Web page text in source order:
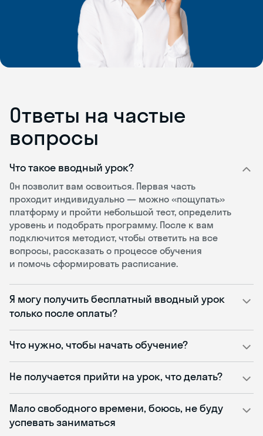
Ответы на частые
вопросы
Что такое вводный урок?
Он позволит вам освоиться. Первая часть
проходит индивидуально — можно «пощупать»
платформу и пройти небольшой тест, определить
уровень и подобрать программу. После к вам
подключится методист, чтобы ответить на все
вопросы, рассказать о процессе обучения
и помочь сформировать расписание.
Я могу получить бесплатный вводный урок
только после оплаты?
Что нужно, чтобы начать обучение?
Не получается прийти на урок, что делать?
Мало свободного времени, боюсь, не буду
успевать заниматься